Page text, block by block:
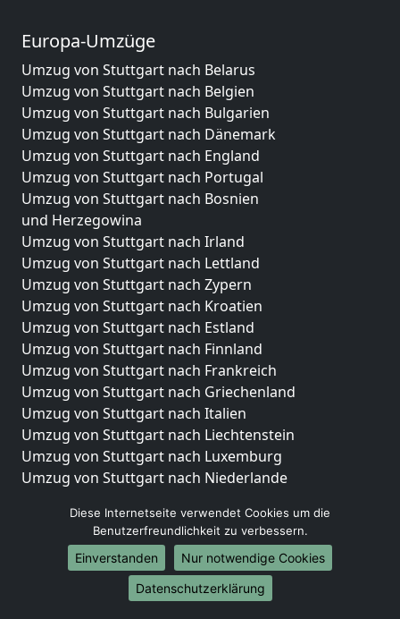
Europa-Umzüge
Umzug von Stuttgart nach Belarus
Umzug von Stuttgart nach Belgien
Umzug von Stuttgart nach Bulgarien
Umzug von Stuttgart nach Dänemark
Umzug von Stuttgart nach England
Umzug von Stuttgart nach Portugal
Umzug von Stuttgart nach Bosnien
und Herzegowina
Umzug von Stuttgart nach Irland
Umzug von Stuttgart nach Lettland
Umzug von Stuttgart nach Zypern
Umzug von Stuttgart nach Kroatien
Umzug von Stuttgart nach Estland
Umzug von Stuttgart nach Finnland
Umzug von Stuttgart nach Frankreich
Umzug von Stuttgart nach Griechenland
Umzug von Stuttgart nach Italien
Umzug von Stuttgart nach Liechtenstein
Umzug von Stuttgart nach Luxemburg
Umzug von Stuttgart nach Niederlande
Umzüge-Deutschlandweit
Umzug von Stuttgart nach Berlin
Umzug von Stuttgart nach Hamburg
Umzug von Stuttgart nach München
Diese Internetseite verwendet Cookies um die
Benutzerfreundlichkeit zu verbessern.
Einverstanden
Nur notwendige Cookies
Datenschutzerklärung